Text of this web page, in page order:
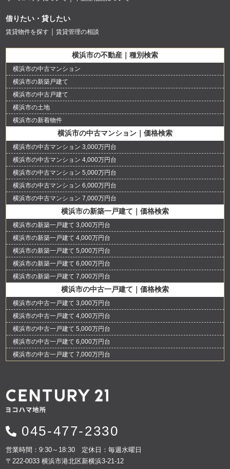
借りたい・貸したい
賃貸物件を探す 賃貸管理の相談
横浜市の不動産｜種別検索
横浜市の中古マンション
横浜市の新築戸建て
横浜市の中古戸建て
横浜市の土地
横浜市の新着物件
横浜市の中古マンション｜価格検索
横浜市の中古マンション 3,000万円台
横浜市の中古マンション 4,000万円台
横浜市の中古マンション 5,000万円台
横浜市の中古マンション 6,000万円台
横浜市の中古マンション 7,000万円台
横浜市の新築一戸建て｜価格検索
横浜市の新築一戸建て 3,000万円台
横浜市の新築一戸建て 4,000万円台
横浜市の新築一戸建て 5,000万円台
横浜市の新築一戸建て 6,000万円台
横浜市の新築一戸建て 7,000万円台
横浜市の中古一戸建て｜価格検索
横浜市の中古一戸建て 3,000万円台
横浜市の中古一戸建て 4,000万円台
横浜市の中古一戸建て 5,000万円台
横浜市の中古一戸建て 6,000万円台
横浜市の中古一戸建て 7,000万円台
045-477-2330
営業時間：9:30～18:30 定休日：毎週水曜日
〒222-0033 横浜市港北区新横浜3-21-12